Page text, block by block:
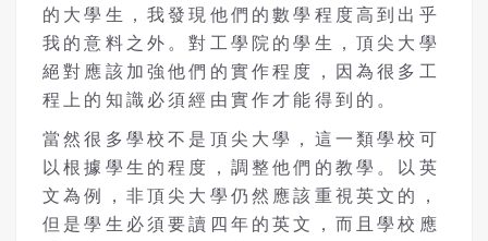
的大學生，我發現他們的數學程度高到出乎
我的意料之外。對工學院的學生，頂尖大學
絕對應該加強他們的實作程度，因為很多工
程上的知識必須經由實作才能得到的。
當然很多學校不是頂尖大學，這一類學校可
以根據學生的程度，調整他們的教學。以英
文為例，非頂尖大學仍然應該重視英文的，
但是學生必須要讀四年的英文，而且學校應